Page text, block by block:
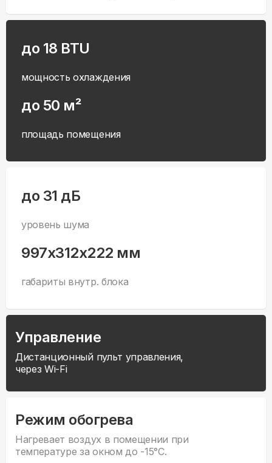
до 18 BTU
мощность охлаждения
до 50 м²
площадь помещения
до 31 дБ
уровень шума
997x312x222 мм
габариты внутр. блока
Управление
Дистанционный пульт управления,
через Wi-Fi
Режим обогрева
Нагревает воздух в помещении при
температуре за окном до -15°С.